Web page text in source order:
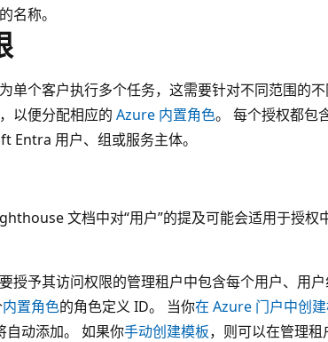
名称。
单个客户执行多个任务，这需要针对不同范围的
以便分配相应的 Azure 内置角色。 每个授权都包
Entra 用户、组或服务主体。
文档中对“用户”的提及可能会适用于授
授予其访问权限的管理租户中包含每个用户、用
内置角色的角色定义 ID。 当你在 Azure 门户中创
自动添加。 如果你手动创建模板，则可以在管理租